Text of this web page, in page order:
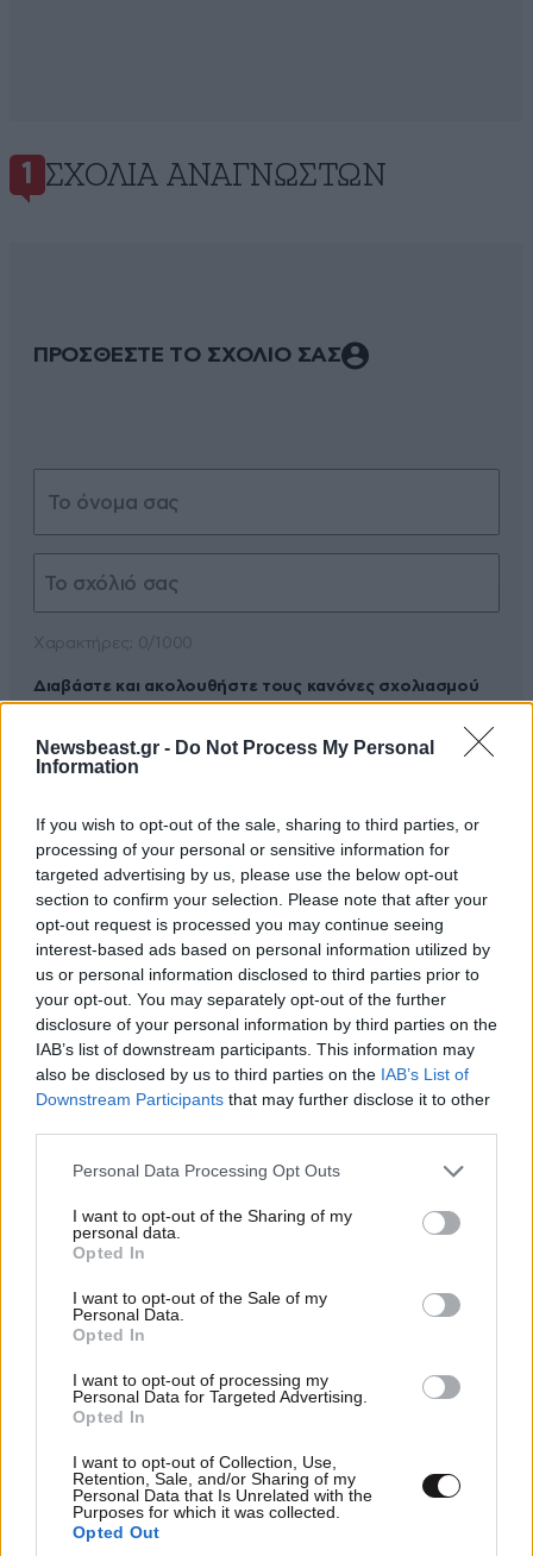
Newsbeast.gr - Do Not Process My Personal
Information
If you wish to opt-out of the sale, sharing to third parties, or
processing of your personal or sensitive information for
targeted advertising by us, please use the below opt-out
section to confirm your selection. Please note that after your
opt-out request is processed you may continue seeing
interest-based ads based on personal information utilized by
us or personal information disclosed to third parties prior to
your opt-out. You may separately opt-out of the further
disclosure of your personal information by third parties on the
IAB’s list of downstream participants. This information may
also be disclosed by us to third parties on the IAB’s List of
Downstream Participants that may further disclose it to other
Please note that this website/app uses one or more Google
not limited to your visit or usage behaviour. You may click to
grant or deny consent to Google and its third-party tags to
use your data for below specified purposes in below Google
consent section.
Personal Data Processing Opt Outs
I want to opt-out of the Sharing of my
personal data.
Opted In
I want to opt-out of the Sale of my
Personal Data.
Opted In
I want to opt-out of processing my
Personal Data for Targeted Advertising.
Opted In
I want to opt-out of Collection, Use,
Retention, Sale, and/or Sharing of my
Personal Data that Is Unrelated with the
Purposes for which it was collected.
Opted Out
1 ΣΧΌΛΙΑ ΑΝΑΓΝΩΣΤΏΝ
ΠΡΟΣΘΕΣΤΕ ΤΟ ΣΧΟΛΙΟ ΣΑΣ
Διαβάστε και ακολουθήστε τους κανόνες σχολιασμού
ΠΡΟΣΘΗΚΗ
το 41% 02·11·2023 19:00
αρε μιζεροι κομπλεξικοι αριστεροι
Απαντήστε
TRENDING